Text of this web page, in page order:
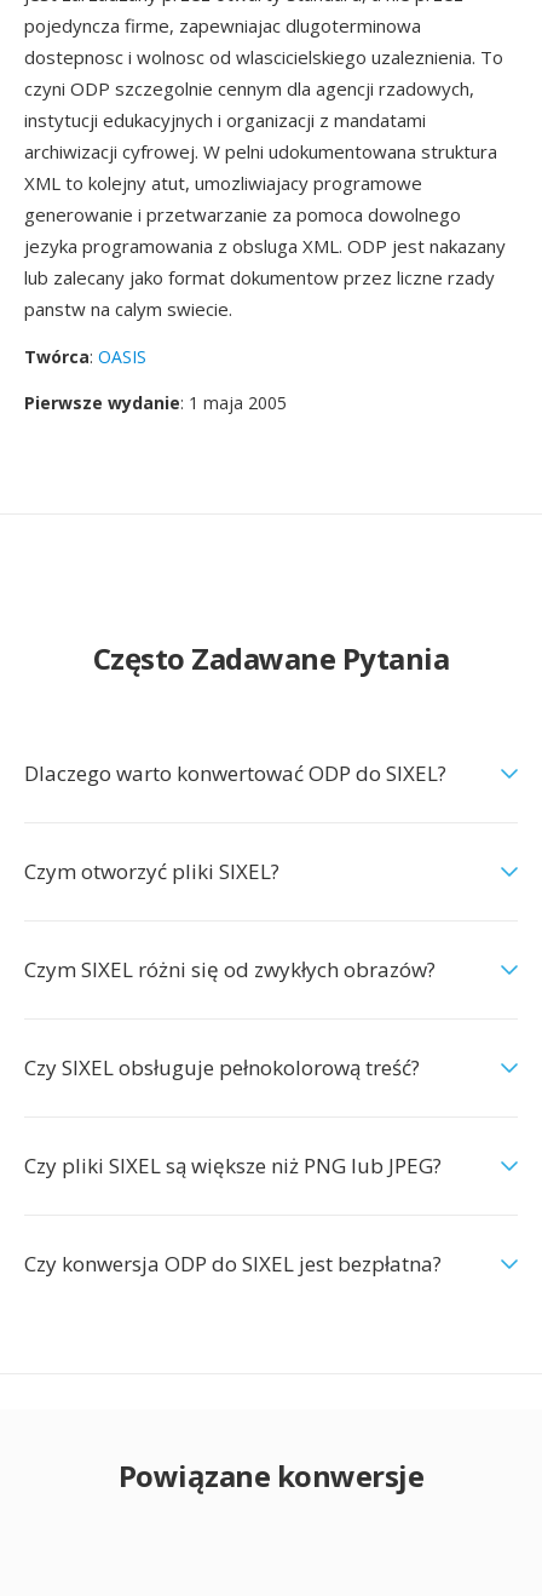
pojedyncza firme, zapewniajac dlugoterminowa
dostepnosc i wolnosc od wlascicielskiego uzaleznienia. To
czyni ODP szczegolnie cennym dla agencji rzadowych,
instytucji edukacyjnych i organizacji z mandatami
archiwizacji cyfrowej. W pelni udokumentowana struktura
XML to kolejny atut, umozliwiajacy programowe
generowanie i przetwarzanie za pomoca dowolnego
jezyka programowania z obsluga XML. ODP jest nakazany
lub zalecany jako format dokumentow przez liczne rzady
panstw na calym swiecie.
Twórca: OASIS
Pierwsze wydanie: 1 maja 2005
Często Zadawane Pytania
Dlaczego warto konwertować ODP do SIXEL?
Czym otworzyć pliki SIXEL?
Czym SIXEL różni się od zwykłych obrazów?
Czy SIXEL obsługuje pełnokolorową treść?
Czy pliki SIXEL są większe niż PNG lub JPEG?
Czy konwersja ODP do SIXEL jest bezpłatna?
Powiązane konwersje